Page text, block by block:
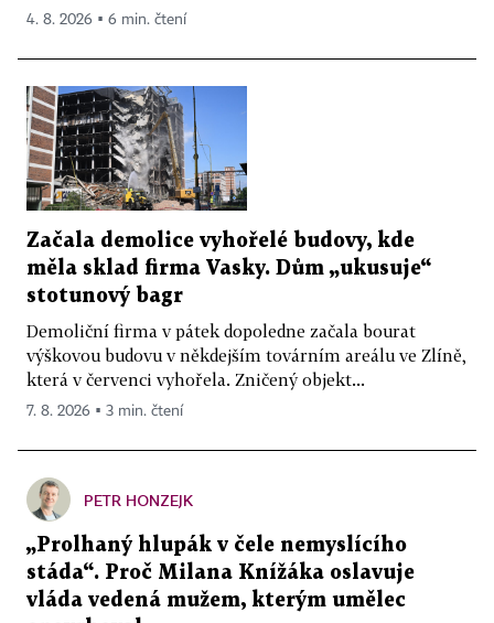
4. 8. 2026 ▪ 6 min. čtení
Začala demolice vyhořelé budovy, kde
měla sklad firma Vasky. Dům „ukusuje“
stotunový bagr
Demoliční firma v pátek dopoledne začala bourat
výškovou budovu v někdejším továrním areálu ve Zlíně,
která v červenci vyhořela. Zničený objekt...
7. 8. 2026 ▪ 3 min. čtení
PETR HONZEJK
„Prolhaný hlupák v čele nemyslícího
stáda“. Proč Milana Knížáka oslavuje
vláda vedená mužem, kterým umělec